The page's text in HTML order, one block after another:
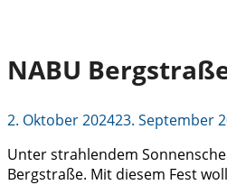
NABU
2. Oktober 202423. September
Unter strahlendem
Bergstraße. Mit diesem Fest